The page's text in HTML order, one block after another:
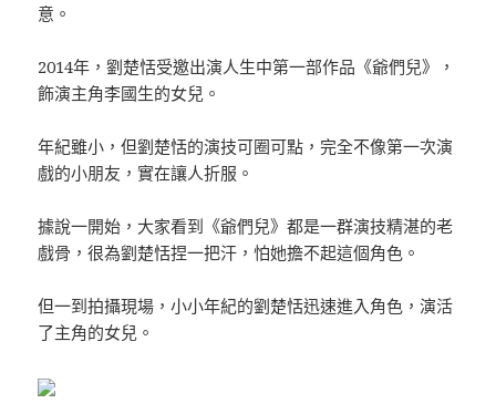
意。
2014年，劉楚恬受邀出演人生中第一部作品《爺們兒》，
飾演主角李國生的女兒。
年紀雖小，但劉楚恬的演技可圈可點，完全不像第一次演
戲的小朋友，實在讓人折服。
據說一開始，大家看到《爺們兒》都是一群演技精湛的老
戲骨，很為劉楚恬捏一把汗，怕她擔不起這個角色。
但一到拍攝現場，小小年紀的劉楚恬迅速進入角色，演活
了主角的女兒。